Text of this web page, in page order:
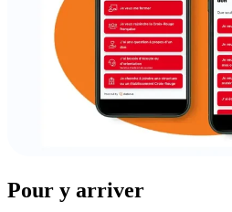
Pour y arriver